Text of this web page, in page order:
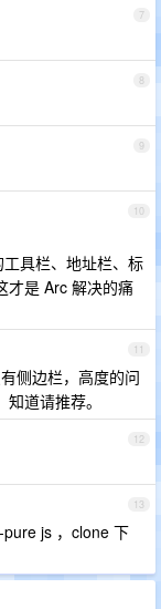
7
8
9
10
具栏、地址栏、标
才是 Arc 解决的痛
11
侧边栏，高度的问
道请推荐。
12
13
js ，clone 下